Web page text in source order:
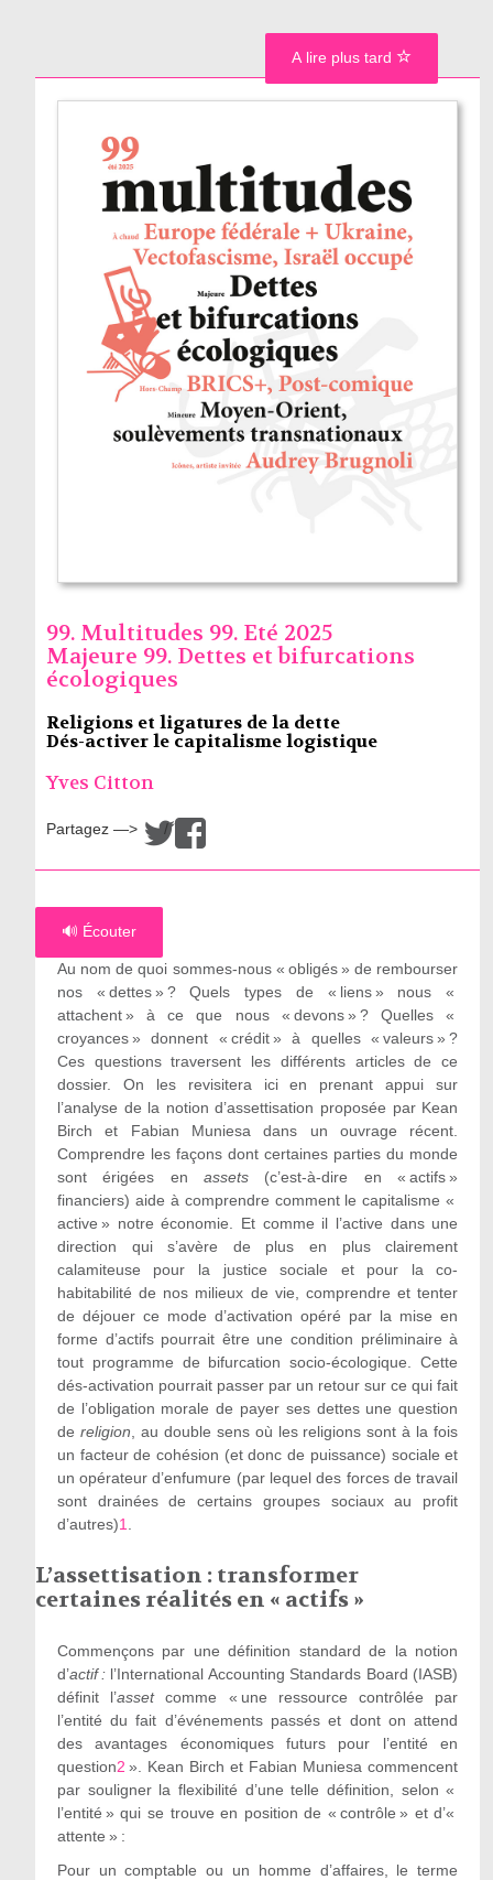
99. Multitudes 99. Eté 2025
Majeure 99. Dettes et bifurcations
écologiques
Religions et ligatures de la dette
Dés-activer le capitalisme logistique
Yves Citton
Partagez —> /
🔊 Écouter
Au nom de quoi sommes-nous « obligés » de rembourser
nos « dettes » ? Quels types de « liens » nous «
attachent » à ce que nous « devons » ? Quelles «
croyances » donnent « crédit » à quelles « valeurs » ?
Ces questions traversent les différents articles de ce
dossier. On les revisitera ici en prenant appui sur
l’analyse de la notion d’assettisation proposée par Kean
Birch et Fabian Muniesa dans un ouvrage récent.
Comprendre les façons dont certaines parties du monde
sont érigées enassets (c’est-à-dire en « actifs »
financiers) aide à comprendre comment le capitalisme «
active » notre économie. Et comme il l’active dans une
direction qui s’avère de plus en plus clairement
calamiteuse pour la justice sociale et pour la co-
habitabilité de nos milieux de vie, comprendre et tenter
de déjouer ce mode d’activation opéré par la mise en
forme d’actifs pourrait être une condition préliminaire à
tout programme de bifurcation socio-écologique. Cette
dés-activation pourrait passer par un retour sur ce qui fait
de l’obligation morale de payer ses dettes une question
de religion , au double sens où les religions sont à la fois
un facteur de cohésion (et donc de puissance) sociale et
un opérateur d’enfumure (par lequel des forces de travail
sont drainées de certains groupes sociaux au profit
d’autres)1
L’assettisation : transformer
certaines réalités en « actifs »
Commençons par une définition standard de la notion
d’actif : l’International Accounting Standards Board (IASB)
définit l’assetcomme « une ressource contrôlée par
l’entité du fait d’événements passés et dont on attend
des avantages économiques futurs pour l’entité en
question2 ». Kean Birch et Fabian Muniesa commencent
par souligner la flexibilité d’une telle définition, selon «
l’entité » qui se trouve en position de « contrôle » et d’«
attente » :
Pour un comptable ou un homme d’affaires, le terme
A lire plus tard